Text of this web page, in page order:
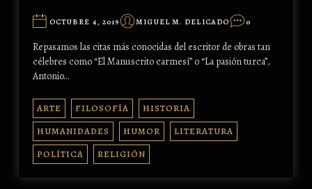
OCTUBRE 4, 2019 MIGUEL M. DELICADO 0
Repasamos las citas más conocidas del escritor de obras tan
célebres como “El Manuscrito carmesí” o “La pasión turca”,
Antonio…
ARTE FILOSOFÍA
HISTORIA
HUMANIDADES
HUMOR
LITERATURA
POLÍTICA
RELIGIÓN